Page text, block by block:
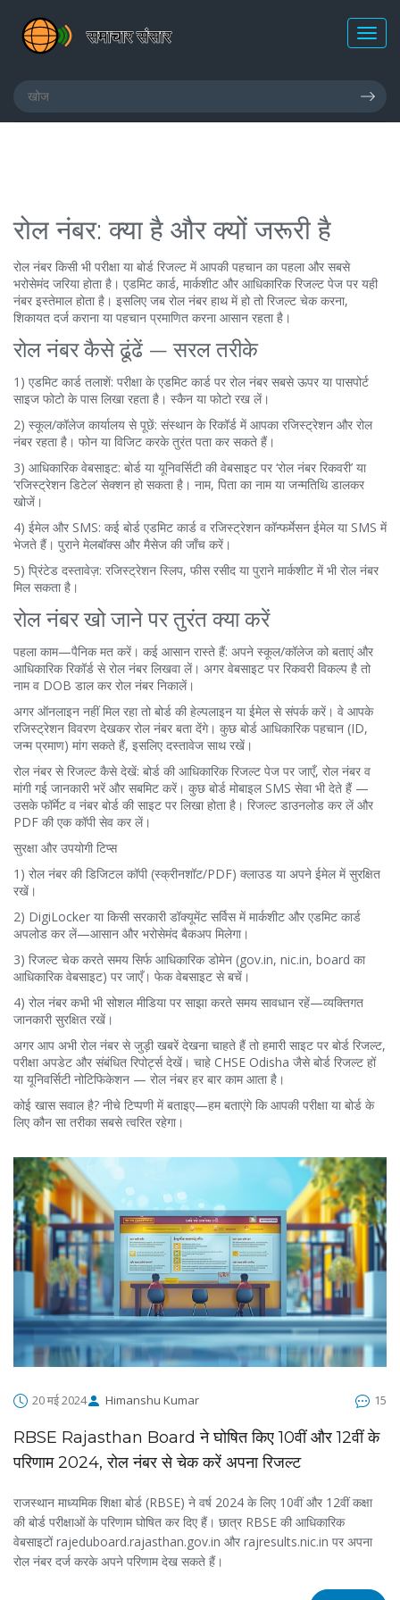
रोल नंबर: क्या है और क्यों जरूरी है
रोल नंबर किसी भी परीक्षा या बोर्ड रिजल्ट में आपकी पहचान का पहला और सबसे
भरोसेमंद जरिया होता है। एडमिट कार्ड, मार्कशीट और आधिकारिक रिजल्ट पेज पर यही
नंबर इस्तेमाल होता है। इसलिए जब रोल नंबर हाथ में हो तो रिजल्ट चेक करना,
शिकायत दर्ज कराना या पहचान प्रमाणित करना आसान रहता है।
रोल नंबर कैसे ढूंढें — सरल तरीके
1) एडमिट कार्ड तलाशें: परीक्षा के एडमिट कार्ड पर रोल नंबर सबसे ऊपर या पासपोर्ट
साइज फोटो के पास लिखा रहता है। स्कैन या फोटो रख लें।
2) स्कूल/कॉलेज कार्यालय से पूछें: संस्थान के रिकॉर्ड में आपका रजिस्ट्रेशन और रोल
नंबर रहता है। फोन या विजिट करके तुरंत पता कर सकते हैं।
3) आधिकारिक वेबसाइट: बोर्ड या यूनिवर्सिटी की वेबसाइट पर ‘रोल नंबर रिकवरी’ या
‘रजिस्ट्रेशन डिटेल’ सेक्शन हो सकता है। नाम, पिता का नाम या जन्मतिथि डालकर
खोजें।
4) ईमेल और SMS: कई बोर्ड एडमिट कार्ड व रजिस्ट्रेशन कॉन्फर्मेसन ईमेल या SMS में
भेजते हैं। पुराने मेलबॉक्स और मैसेज की जाँच करें।
5) प्रिंटेड दस्तावेज़: रजिस्ट्रेशन स्लिप, फीस रसीद या पुराने मार्कशीट में भी रोल नंबर
मिल सकता है।
रोल नंबर खो जाने पर तुरंत क्या करें
पहला काम—पैनिक मत करें। कई आसान रास्ते हैं: अपने स्कूल/कॉलेज को बताएं और
आधिकारिक रिकॉर्ड से रोल नंबर लिखवा लें। अगर वेबसाइट पर रिकवरी विकल्प है तो
नाम व DOB डाल कर रोल नंबर निकालें।
अगर ऑनलाइन नहीं मिल रहा तो बोर्ड की हेल्पलाइन या ईमेल से संपर्क करें। वे आपके
रजिस्ट्रेशन विवरण देखकर रोल नंबर बता देंगे। कुछ बोर्ड आधिकारिक पहचान (ID,
जन्म प्रमाण) मांग सकते हैं, इसलिए दस्तावेज साथ रखें।
रोल नंबर से रिजल्ट कैसे देखें: बोर्ड की आधिकारिक रिजल्ट पेज पर जाएँ, रोल नंबर व
मांगी गई जानकारी भरें और सबमिट करें। कुछ बोर्ड मोबाइल SMS सेवा भी देते हैं —
उसके फॉर्मेट व नंबर बोर्ड की साइट पर लिखा होता है। रिजल्ट डाउनलोड कर लें और
PDF की एक कॉपी सेव कर लें।
सुरक्षा और उपयोगी टिप्स
1) रोल नंबर की डिजिटल कॉपी (स्क्रीनशॉट/PDF) क्लाउड या अपने ईमेल में सुरक्षित
रखें।
2) DigiLocker या किसी सरकारी डॉक्यूमेंट सर्विस में मार्कशीट और एडमिट कार्ड
अपलोड कर लें—आसान और भरोसेमंद बैकअप मिलेगा।
3) रिजल्ट चेक करते समय सिर्फ आधिकारिक डोमेन (gov.in, nic.in, board का
आधिकारिक वेबसाइट) पर जाएँ। फेक वेबसाइट से बचें।
4) रोल नंबर कभी भी सोशल मीडिया पर साझा करते समय सावधान रहें—व्यक्तिगत
जानकारी सुरक्षित रखें।
अगर आप अभी रोल नंबर से जुड़ी खबरें देखना चाहते हैं तो हमारी साइट पर बोर्ड रिजल्ट,
परीक्षा अपडेट और संबंधित रिपोर्ट्स देखें। चाहे CHSE Odisha जैसे बोर्ड रिजल्ट हों
या यूनिवर्सिटी नोटिफिकेशन — रोल नंबर हर बार काम आता है।
कोई खास सवाल है? नीचे टिप्पणी में बताइए—हम बताएंगे कि आपकी परीक्षा या बोर्ड के
लिए कौन सा तरीका सबसे त्वरित रहेगा।
20 मई 2024 Himanshu Kumar 15
RBSE Rajasthan Board ने घोषित किए 10वीं और 12वीं के
परिणाम 2024, रोल नंबर से चेक करें अपना रिजल्ट
राजस्थान माध्यमिक शिक्षा बोर्ड (RBSE) ने वर्ष 2024 के लिए 10वीं और 12वीं कक्षा
की बोर्ड परीक्षाओं के परिणाम घोषित कर दिए हैं। छात्र RBSE की आधिकारिक
वेबसाइटों rajeduboard.rajasthan.gov.in और rajresults.nic.in पर अपना
रोल नंबर दर्ज करके अपने परिणाम देख सकते हैं।